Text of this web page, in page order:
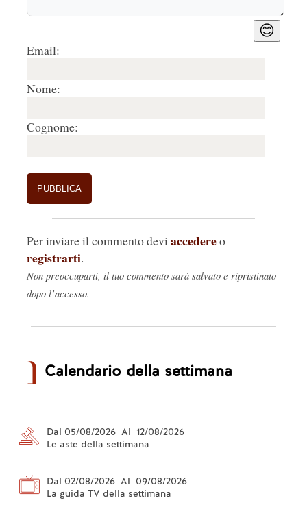
😊
Email:
Nome:
Cognome:
Per inviare il commento devi accedereo
registrarti.
Non preoccuparti, il tuo commento sarà salvato e ripristinato
dopo l’accesso.
Calendario della settimana
Dal 05/08/2026 Al 12/08/2026
Le aste della settimana
Dal 02/08/2026 Al 09/08/2026
La guida TV della settimana